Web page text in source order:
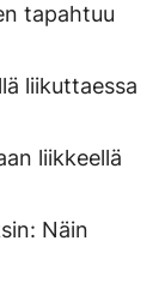
tapahtuu
liikuttaessa
liikkeellä
Näin